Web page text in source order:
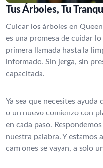
Tus Árboles, Tu
Cuidar los árboles en
es una promesa de cuidar
primera llamada hasta la
informado. Sin jerga, sin
capacitada.
Ya sea que necesites
o un nuevo comienzo con
en cada paso.
nuestra palabra. Y estamos
camiones se vayan, a solo